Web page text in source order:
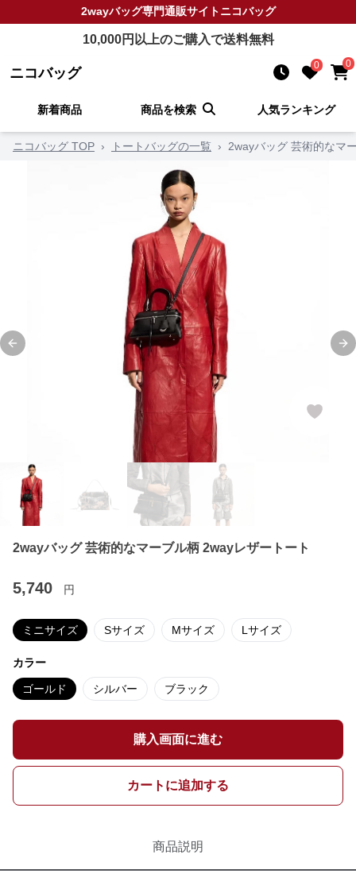
2wayバッグ専門通販サイトニコバッグ
10,000円以上のご購入で送料無料
ニコバッグ 0 0
新着商品 商品を検索 人気ランキング
ニコバッグ TOP › トートバッグの一覧 › 2wayバッグ 芸術的なマ
Previous slide
2wayバッグ 芸術的なマーブル柄 2wayレザートート
5,740 円
ミニサイズ Sサイズ Mサイズ Lサイズ
カラー
ゴールド シルバー ブラック
購入画面に進む
カートに追加する
商品説明